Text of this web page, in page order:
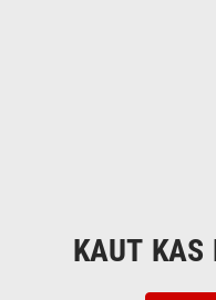
KAUT KAS